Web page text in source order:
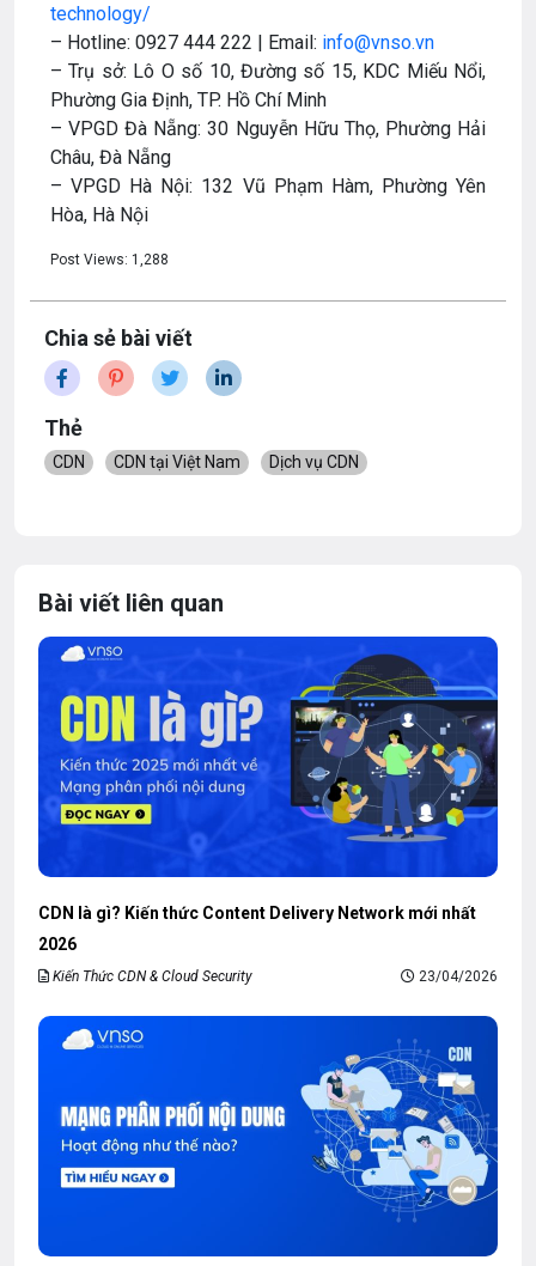
technology/
– Hotline: 0927 444 222 | Email: info@vnso.vn
– Trụ sở: Lô O số 10, Đường số 15, KDC Miếu Nổi,
Phường Gia Định, TP. Hồ Chí Minh
– VPGD Đà Nẵng: 30 Nguyễn Hữu Thọ, Phường Hải
Châu, Đà Nẵng
– VPGD Hà Nội: 132 Vũ Phạm Hàm, Phường Yên
Hòa, Hà Nội
Post Views: 1,288
Chia sẻ bài viết
Thẻ
CDN CDN tại Việt Nam Dịch vụ CDN
Bài viết liên quan
CDN là gì? Kiến thức Content Delivery Network mới nhất
2026
Kiến Thức CDN & Cloud Security 23/04/2026